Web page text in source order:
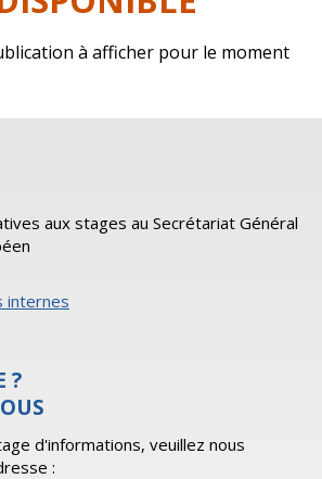
à afficher pour le moment
aux stages au Secrétariat Général
internes
?
d'informations, veuillez nous
: